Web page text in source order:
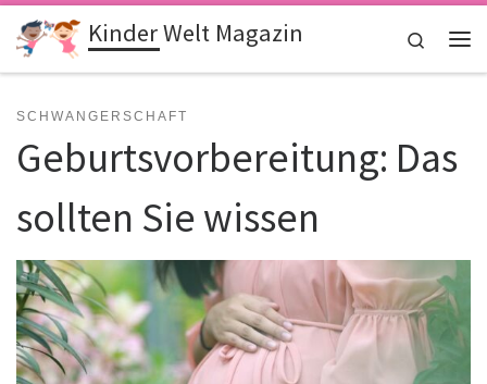
Zum Inhalt springen
Kinder Welt Magazin
Search
SCHWANGERSCHAFT
Geburtsvorbereitung: Das
sollten Sie wissen